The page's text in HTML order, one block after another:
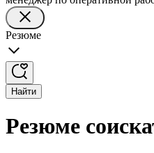
Резюме
Найти
Резюме